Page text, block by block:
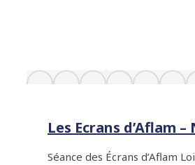
Les Ecrans d’Aflam
Séance des Écrans d’Aflam